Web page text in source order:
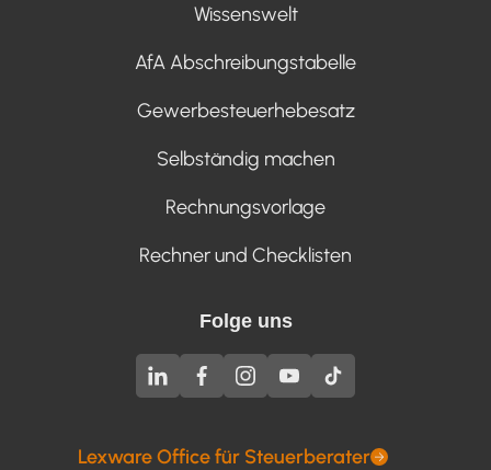
Wissenswelt
AfA Abschreibungstabelle
Gewerbesteuerhebesatz
Selbständig machen
Rechnungsvorlage
Rechner und Checklisten
Folge uns
Lexware Office für Steuerberater